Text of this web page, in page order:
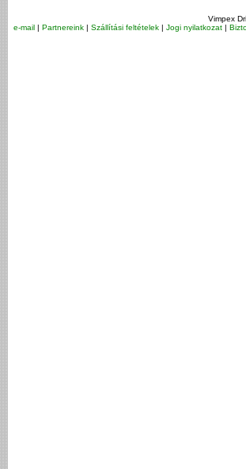
Vimpex
e-mail| Partnereink| Szállítási feltételek| Jogi nyilatkozat|